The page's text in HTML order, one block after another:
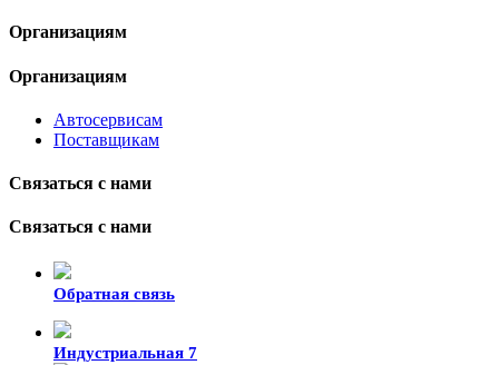
Организациям
Организациям
Автосервисам
Поставщикам
Связаться с нами
Связаться с нами
Обратная связь
Индустриальная 7